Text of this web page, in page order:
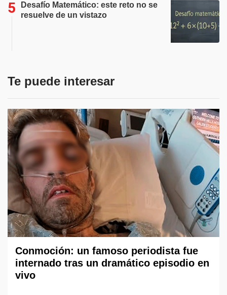
Desafío Matemático: este reto no se
resuelve de un vistazo
Te puede interesar
Conmoción: un famoso periodista fue
internado tras un dramático episodio en
vivo